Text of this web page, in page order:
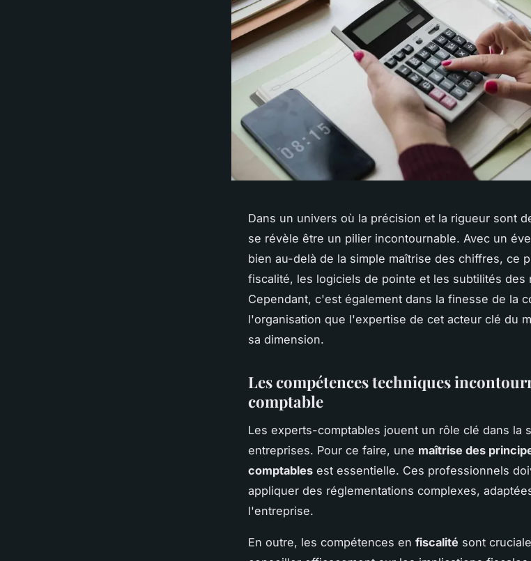
Dans un univers où la précision et la rigueur sont
se révèle être un pilier incontournable. Avec un
bien au-delà de la simple maîtrise des chiffres, ce
fiscalité, les logiciels de pointe et les subtilités des
Cependant, c'est également dans la finesse de la
l'organisation que l'expertise de cet acteur clé du
sa dimension.
Les compétences techniques
comptable
Les experts-comptables jouent un rôle clé dans la
entreprises. Pour ce faire, une maîtrise des
comptables est essentielle. Ces professionnels
appliquer des réglementations complexes,
l'entreprise.
En outre, les compétences en fiscalité sont